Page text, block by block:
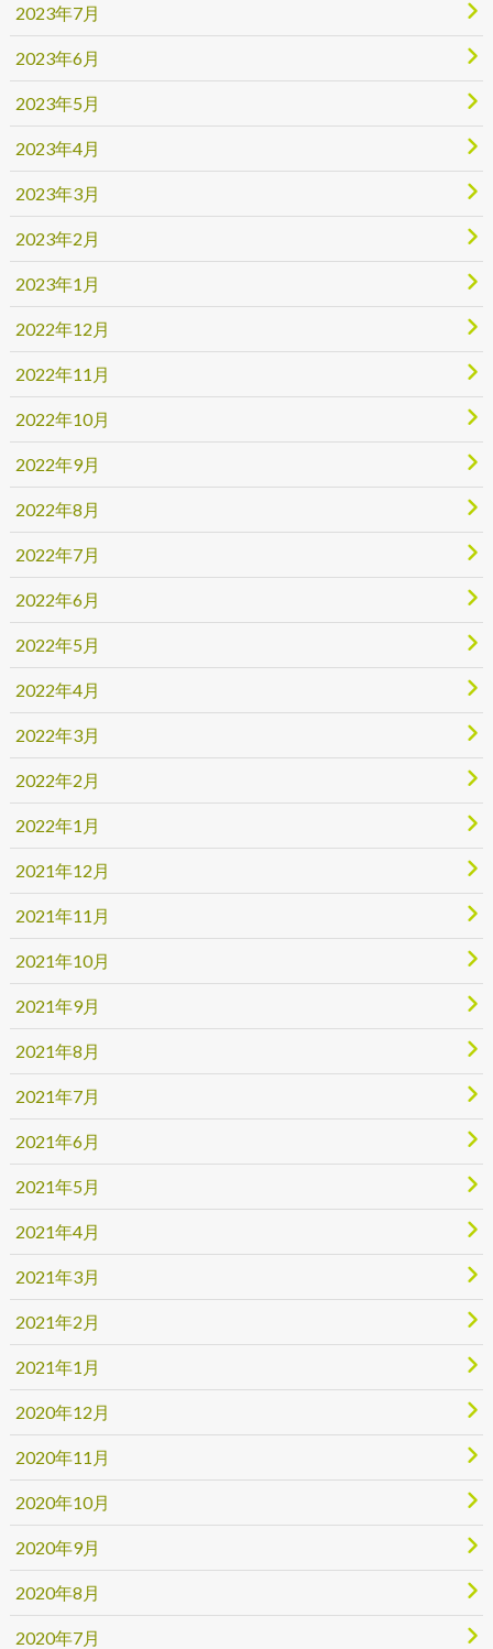
2023年7月
2023年6月
2023年5月
2023年4月
2023年3月
2023年2月
2023年1月
2022年12月
2022年11月
2022年10月
2022年9月
2022年8月
2022年7月
2022年6月
2022年5月
2022年4月
2022年3月
2022年2月
2022年1月
2021年12月
2021年11月
2021年10月
2021年9月
2021年8月
2021年7月
2021年6月
2021年5月
2021年4月
2021年3月
2021年2月
2021年1月
2020年12月
2020年11月
2020年10月
2020年9月
2020年8月
2020年7月